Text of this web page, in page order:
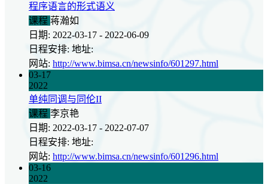
程序语言的形式语义
课程 蒋瀚如
日期: 2022-03-17 - 2022-06-09
日程安排: 地址:
网站: http://www.bimsa.cn/newsinfo/601297.html
03-17
2022
单纯同调与同伦II
课程 李京艳
日期: 2022-03-17 - 2022-07-07
日程安排: 地址:
网站: http://www.bimsa.cn/newsinfo/601296.html
03-16
2022